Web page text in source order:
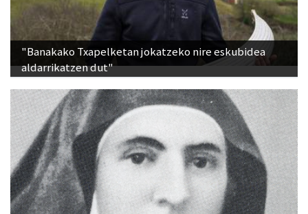
"Banakako Txapelketan jokatzeko nire eskubidea
aldarrikatzen dut"